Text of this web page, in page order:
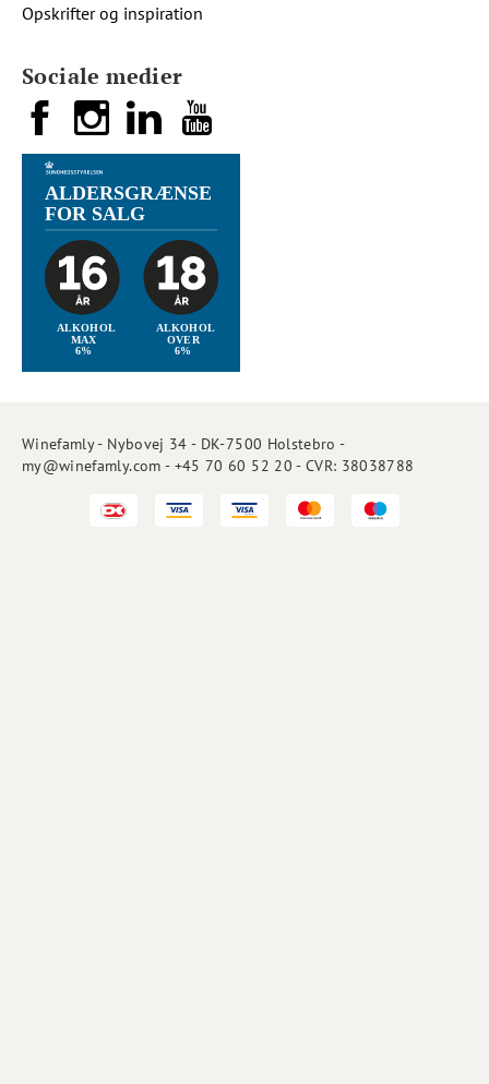
Sociale medier
Opskrifter og inspiration
Winefamly - Nybovej 34 - DK-7500 Holstebro -
my@winefamly.com - +45 70 60 52 20 - CVR: 38038788